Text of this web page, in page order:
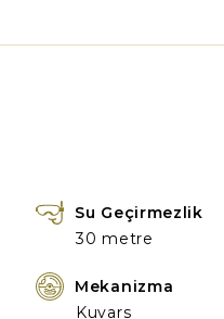
Su Geçirmezlik
30 metre
Mekanizma
Kuvars